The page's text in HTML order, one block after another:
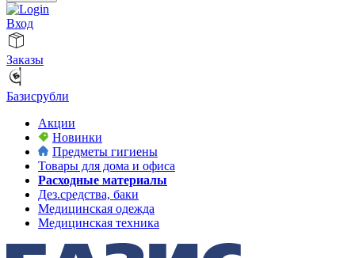
Вход
Заказы
Базисрубли
Акции
Новинки
Предметы гигиены
Товары для дома и офиса
Расходные материалы
Дез.средства, баки
Медицинская одежда
Медицинская техника